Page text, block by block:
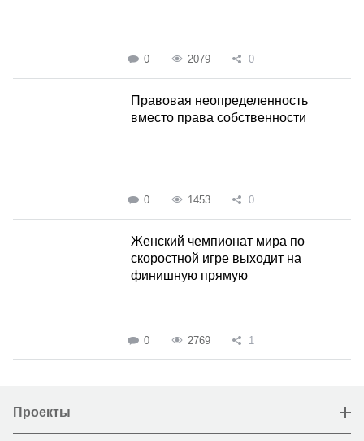
0 2079 0
Правовая неопределенность
вместо права собственности
0 1453 0
Женский чемпионат мира по
скоростной игре выходит на
финишную прямую
0 2769 1
Проекты